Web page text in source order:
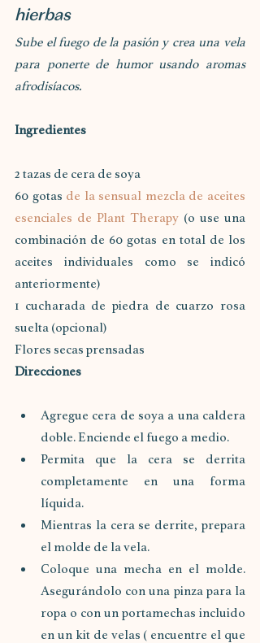
hierbas
Sube el fuego de la pasión y crea una vela
para ponerte de humor usando aromas
afrodisíacos.
Ingredientes
2 tazas de cera de soya
60 gotas de la sensual mezcla de aceites
esenciales de Plant Therapy (o use una
combinación de 60 gotas en total de los
aceites individuales como se indicó
anteriormente)
1 cucharada de piedra de cuarzo rosa
suelta (opcional)
Flores secas prensadas
Direcciones
Agregue cera de soya a una caldera
doble. Enciende el fuego a medio.
Permita que la cera se derrita
completamente en una forma
líquida.
Mientras la cera se derrite, prepara
el molde de la vela.
Coloque una mecha en el molde.
Asegurándolo con una pinza para la
ropa o con un portamechas incluido
en un kit de velas ( encuentre el que